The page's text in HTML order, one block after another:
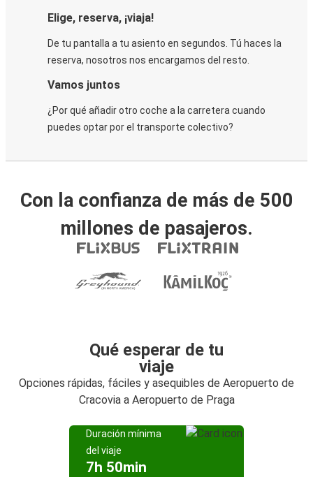
Elige, reserva, ¡viaja!
De tu pantalla a tu asiento en segundos. Tú haces la
reserva, nosotros nos encargamos del resto.
Vamos juntos
¿Por qué añadir otro coche a la carretera cuando
puedes optar por el transporte colectivo?
Con la confianza de más de 500
millones de pasajeros.
Qué esperar de tu
viaje
Opciones rápidas, fáciles y asequibles de Aeropuerto de
Cracovia a Aeropuerto de Praga
Duración mínima
del viaje
7h 50min